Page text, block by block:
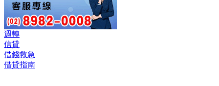
週轉
信貸
借錢救急
借貸指南